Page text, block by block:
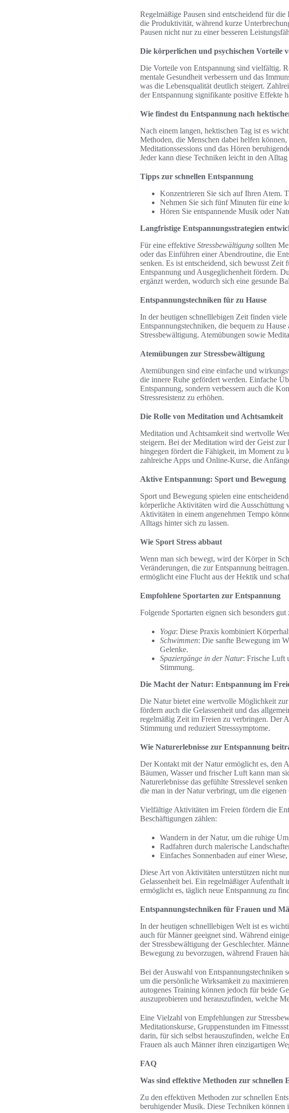
Regelmäßige Pausen sind entscheidend für
die Produktivität, während kurze
Pausen nicht nur zu einer besseren
Die körperlichen und psychischen Vorteile
Die Vorteile von Entspannung sind vielfältig.
mentale Gesundheit verbessern und das
was die Lebensqualität deutlich steigert.
der Entspannung signifikante positive Effekte
Wie findest du Entspannung nach
Nach einem langen, hektischen Tag ist es
Methoden, die Menschen dabei helfen
Meditationssessions und das Hören
Jeder kann diese Techniken leicht in den
Tipps zur schnellen Entspannung
Konzentrieren Sie sich auf Ihren Atem.
Nehmen Sie sich fünf Minuten für eine
Hören Sie entspannende Musik oder
Langfristige Entspannungsstrategien
Für eine effektive Stressbewältigung sollten
oder das Einführen einer Abendroutine, die
senken. Es ist entscheidend, sich bewusst
Entspannung und Ausgeglichenheit fördern.
ergänzt werden, wodurch sich eine gesunde
Entspannungstechniken für zu Hause
In der heutigen schnelllebigen Zeit finden
Entspannungstechniken, die bequem zu
Stressbewältigung. Atemübungen sowie
Atemübungen zur Stressbewältigung
Atemübungen sind eine einfache und
die innere Ruhe gefördert werden. Einfache
Entspannung, sondern verbessern auch die
Stressresistenz zu erhöhen.
Die Rolle von Meditation und Achtsamkeit
Meditation und Achtsamkeit sind wertvolle
steigern. Bei der Meditation wird der Geist zur
hingegen fördert die Fähigkeit, im Moment zu
zahlreiche Apps und Online-Kurse, die
Aktive Entspannung: Sport und Bewegung
Sport und Bewegung spielen eine
körperliche Aktivitäten wird die Ausschüttung
Aktivitäten in einem angenehmen Tempo
Alltags hinter sich zu lassen.
Wie Sport Stress abbaut
Wenn man sich bewegt, wird der Körper in
Veränderungen, die zur Entspannung
ermöglicht eine Flucht aus der Hektik und
Empfohlene Sportarten zur Entspannung
Folgende Sportarten eignen sich besonders
Yoga: Diese Praxis kombiniert
Schwimmen: Die sanfte Bewegung im
Gelenke.
Spaziergänge in der Natur: Frische Luft
Stimmung.
Die Macht der Natur: Entspannung im
Die Natur bietet eine wertvolle Möglichkeit
fördern auch die Gelassenheit und das
regelmäßig Zeit im Freien zu verbringen. Der
Stimmung und reduziert Stresssymptome.
Wie Naturerlebnisse zur Entspannung
Der Kontakt mit der Natur ermöglicht es, den
Bäumen, Wasser und frischer Luft kann man
Naturerlebnisse das gefühlte Stresslevel
die man in der Natur verbringt, um die
Vielfältige Aktivitäten im Freien fördern die
Beschäftigungen zählen:
Wandern in der Natur, um die ruhige
Radfahren durch malerische
Einfaches Sonnenbaden auf einer
Diese Art von Aktivitäten unterstützen nicht
Gelassenheit bei. Ein regelmäßiger Aufenthalt
ermöglicht es, täglich neue Entspannung zu
Entspannungstechniken für Frauen und
In der heutigen schnelllebigen Welt ist es
auch für Männer geeignet sind. Während
der Stressbewältigung der Geschlechter.
Bewegung zu bevorzugen, während Frauen
Bei der Auswahl von Entspannungstechniken
um die persönliche Wirksamkeit zu
autogenes Training können jedoch für beide
auszuprobieren und herauszufinden, welche
Eine Vielzahl von Empfehlungen zur
Meditationskurse, Gruppenstunden im
darin, für sich selbst herauszufinden, welche
Frauen als auch Männer ihren einzigartigen
FAQ
Was sind effektive Methoden zur schnellen
Zu den effektiven Methoden zur schnellen
beruhigender Musik. Diese Techniken können